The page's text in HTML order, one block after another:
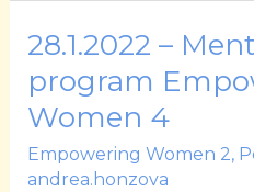
28.1.2022 –
program
Women 4
Empowering Women 2,
andrea.honzova
28.1.2022
–
Mentoringový
program
Empowering